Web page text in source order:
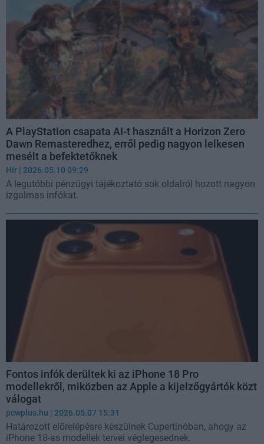
A PlayStation csapata AI-t használt a Horizon Zero
Dawn Remasteredhez, erről pedig nagyon lelkesen
mesélt a befektetőknek
Hír | 2026.05.10 09:29
A legutóbbi pénzügyi tájékoztató sok oldalról hozott nagyon
izgalmas infókat.
Fontos infók derültek ki az iPhone 18 Pro
modellekről, miközben az Apple a kijelzőgyártók közt
válogat
pcwplus.hu | 2026.05.07 15:31
Határozott előrelépésre készülnek Cupertinóban, ahogy az
iPhone 18-as modellek tervei véglegesednek.